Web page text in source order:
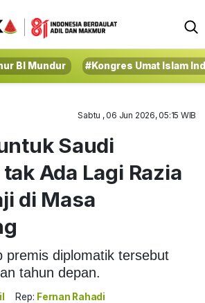
BI Mundur #Kongres Umat Islam
Sabtu , 06 Jun 2026, 05:15 WIB
Saudi
Ada Lagi Razia
di Masa
premis diplomatik tersebut
tahun depan.
Rep: Fernan Rahadi